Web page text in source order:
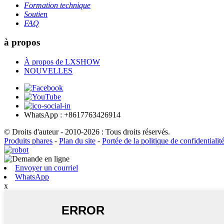
Formation technique
Soutien
FAQ
à propos
À propos de LXSHOW
NOUVELLES
WhatsApp : +8617763426914
© Droits d'auteur - 2010-2026 : Tous droits réservés.
Produits phares - Plan du site - Portée de la politique de confidentialité
Envoyer un courriel
WhatsApp
x